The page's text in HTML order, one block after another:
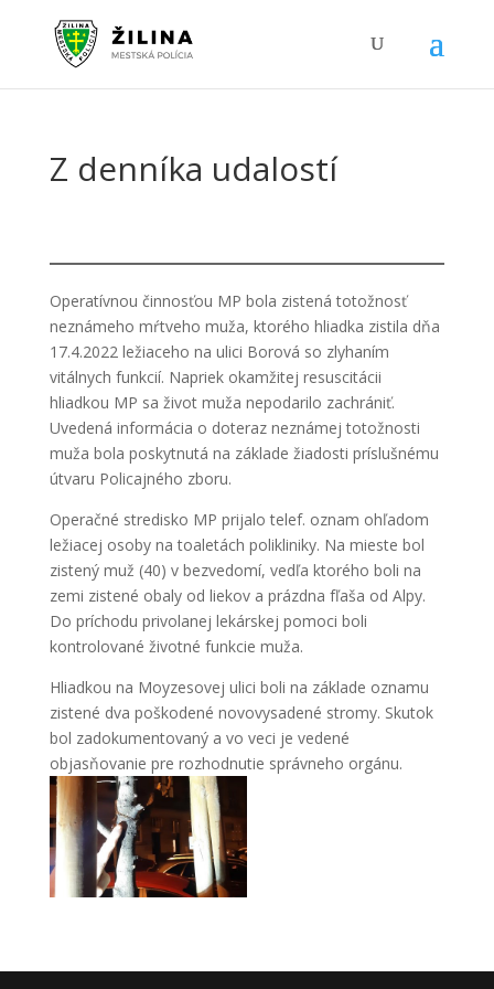
Z denníka udalostí
Operatívnou činnosťou MP bola zistená totožnosť
neznámeho mŕtveho muža, ktorého hliadka zistila dňa
17.4.2022 ležiaceho na ulici Borová so zlyhaním
vitálnych funkcií. Napriek okamžitej resuscitácii
hliadkou MP sa život muža nepodarilo zachrániť.
Uvedená informácia o doteraz neznámej totožnosti
muža bola poskytnutá na základe žiadosti príslušnému
útvaru Policajného zboru.
Operačné stredisko MP prijalo telef. oznam ohľadom
ležiacej osoby na toaletách polikliniky. Na mieste bol
zistený muž (40) v bezvedomí, vedľa ktorého boli na
zemi zistené obaly od liekov a prázdna fľaša od Alpy.
Do príchodu privolanej lekárskej pomoci boli
kontrolované životné funkcie muža.
Hliadkou na Moyzesovej ulici boli na základe oznamu
zistené dva poškodené novovysadené stromy. Skutok
bol zadokumentovaný a vo veci je vedené
objasňovanie pre rozhodnutie správneho orgánu.